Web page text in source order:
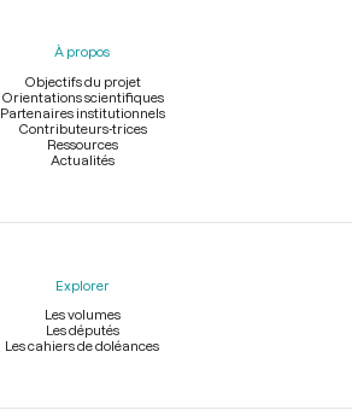
À propos
Objectifs du projet
Orientations scientifiques
Partenaires institutionnels
Contributeurs-trices
Ressources
Actualités
Explorer
Les volumes
Les députés
Les cahiers de doléances